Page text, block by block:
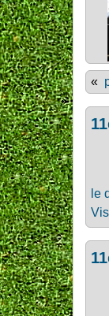
«
le